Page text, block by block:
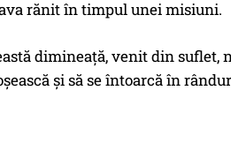
rănit în timpul unei misiuni.
dimineaţă, venit din suflet,
şi să se întoarcă în